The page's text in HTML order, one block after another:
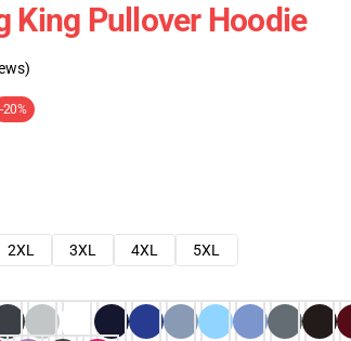
King Pullover Hoodie
-20%
2XL 3XL 4XL
5XL